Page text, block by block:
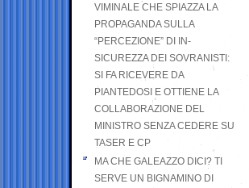
VIMINALE CHE SPIAZZA LA
PROPAGANDA SULLA
“PERCEZIONE” DI IN-
SICUREZZA DEI SOVRANISTI:
SI FA RICEVERE DA
PIANTEDOSI E OTTIENE LA
COLLABORAZIONE DEL
MINISTRO SENZA CEDERE SU
TASER E CP
MA CHE GALEAZZO DICI? TI
SERVE UN BIGNAMINO DI